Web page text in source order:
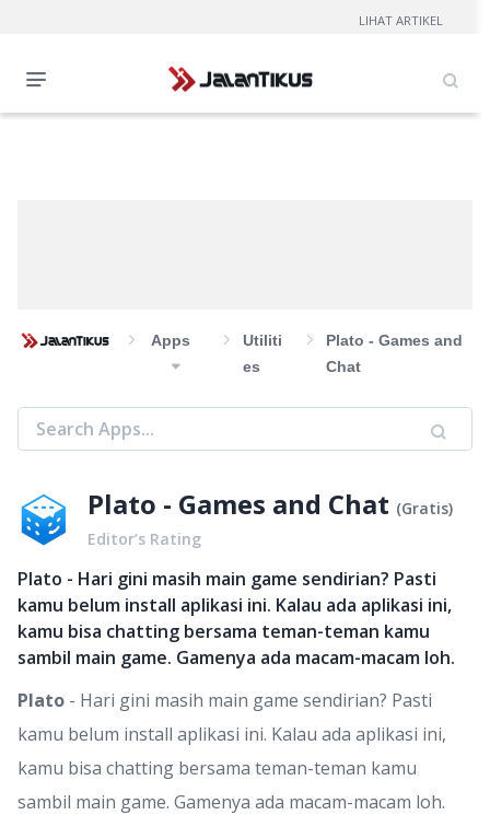
Apps
Utiliti
Es
Plato - Games and
Chat
Plato - Games and Chat (Gratis)
Editor’s Rating
Plato - Hari gini masih main game sendirian? Pasti
kamu belum install aplikasi ini. Kalau ada aplikasi ini,
kamu bisa chatting bersama teman-teman kamu
sambil main game. Gamenya ada macam-macam loh.
Plato - Hari gini masih main game sendirian? Pasti
kamu belum install aplikasi ini. Kalau ada aplikasi ini,
kamu bisa chatting bersama teman-teman kamu
sambil main game. Gamenya ada macam-macam loh.
LIHAT ARTIKEL